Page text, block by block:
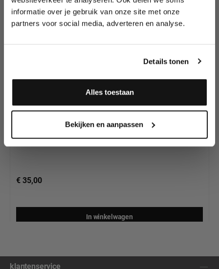
informatie over je gebruik van onze site met onze
partners voor social media, adverteren en analyse.
Details tonen
Alles toestaan
Bekijken en aanpassen
ons assortiment
€ 35,00
In winkelwagen
klantenservice
wedstrijden en meer.
Meld je aan en ontvang direct
Ja, ik meld me aan